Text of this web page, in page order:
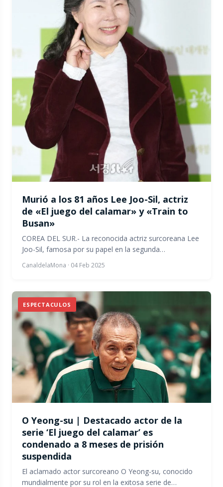
Murió a los 81 años Lee Joo-Sil, actriz
de «El juego del calamar» y «Train to
Busan»
COREA DEL SUR.- La reconocida actriz surcoreana Lee
Joo-Sil, famosa por su papel en la segunda…
CanaldelaMona · 04 Feb 2025
ESPECTACULOS
O Yeong-su | Destacado actor de la
serie ‘El juego del calamar’ es
condenado a 8 meses de prisión
suspendida
El aclamado actor surcoreano O Yeong-su, conocido
mundialmente por su rol en la exitosa serie de…